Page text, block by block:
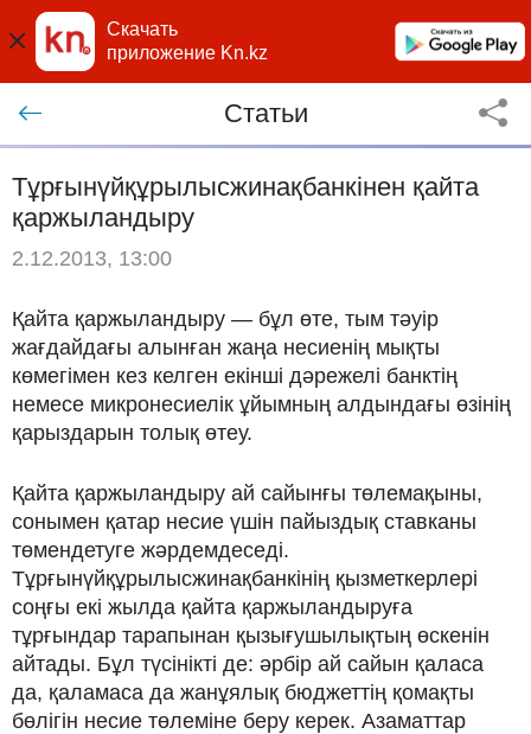
Скачать
приложение Kn.kz
Статьи
Тұрғынүйқұрылысжинақбанкiнен қайта
қаржыландыру
2.12.2013, 13:00
Қайта қаржыландыру — бұл өте, тым тәуір
жағдайдағы алынған жаңа несиенің мықты
көмегімен кез келген екінші дәрежелі банктің
немесе микронесиелік ұйымның алдындағы өзінің
қарыздарын толық өтеу.
Қайта қаржыландыру ай сайынғы төлемақыны,
сонымен қатар несие үшін пайыздық ставканы
төмендетуге жәрдемдеседі.
Тұрғынүйқұрылысжинақбанкінің қызметкерлері
соңғы екі жылда қайта қаржыландыруға
тұрғындар тарапынан қызығушылықтың өскенін
айтады. Бұл түсінікті де: әрбір ай сайын қаласа
да, қаламаса да жанұялық бюджеттің қомақты
бөлігін несие төлеміне беру керек. Азаматтар